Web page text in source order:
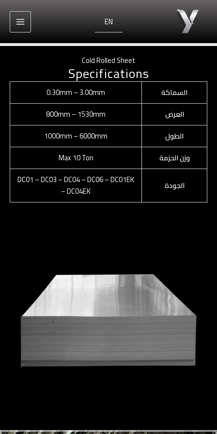
المحتوى
EN
Cold Rolled Sheet
Specifications
السماكة
0.30mm – 3.00mm
العرض
800mm – 1530mm
الطول
1000mm – 6000mm
وزن الحزمة
Max 10 Ton
الجودة
DC01 – DC03 – DC04 – DC06 – DC01EK
– DC04EK